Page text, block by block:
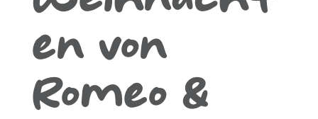
en von
Romeo &